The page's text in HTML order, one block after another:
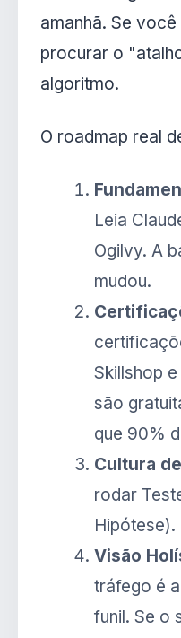
amanhã. Se
procurar o
algoritmo.
O roadmap real
Leia
Ogilvy. A
mudou.
Skillshop
são
que 90%
Cultura
rodar
Hipótese).
Visão
tráfego é
funil. Se o